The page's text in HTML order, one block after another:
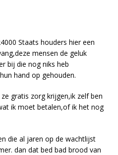
Staats houders hier een
mensen de geluk
bij die nog niks heb
hand op gehouden.
gratis zorg krijgen,ik zelf ben
ik moet betalen,of ik het nog
die al jaren op de wachtlijst
dan dat bed bad brood van